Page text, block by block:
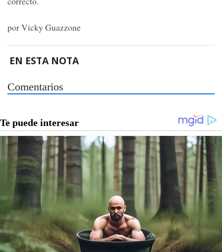
por Vicky Guazzone
EN ESTA NOTA
Comentarios